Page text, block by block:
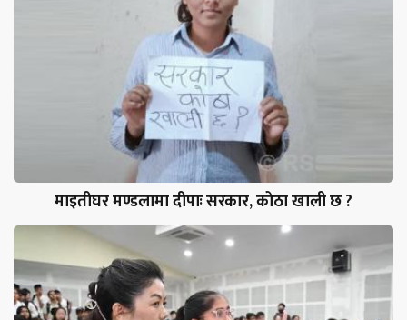
माइतीघर मण्डलामा दीपाः सरकार, कोठा खाली छ ?